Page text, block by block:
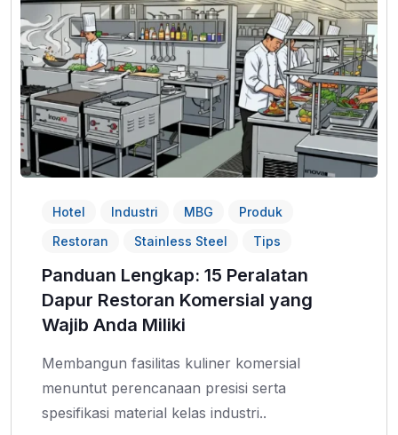
Hotel Industri MBG
Produk
Restoran
Stainless Steel Tips
Panduan Lengkap: 15 Peralatan
Dapur Restoran Komersial yang
Wajib Anda Miliki
Membangun fasilitas kuliner komersial
menuntut perencanaan presisi serta
spesifikasi material kelas industri..